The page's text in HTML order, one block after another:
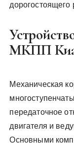
дорогостоящего
МКПП
Механическая
передаточное
двигателя и
Основными